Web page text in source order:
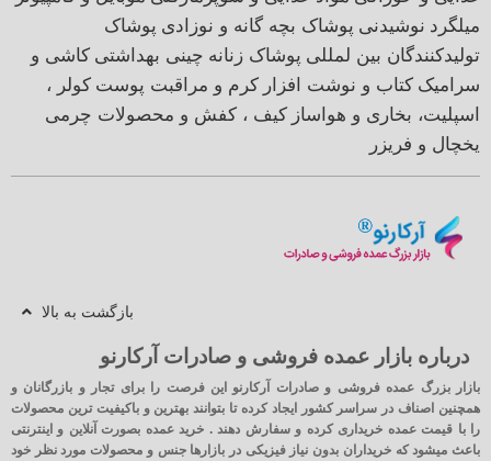
میلگرد نوشیدنی پوشاک بچه گانه و نوزادی پوشاک
تولیدکنندگان بین لمللی پوشاک زنانه چینی بهداشتی کاشی و
سرامیک کتاب و نوشت افزار کرم و مراقبت پوست کولر ،
اسپلیت، بخاری و هواساز کیف ، کفش و محصولات چرمی
یخچال و فریزر
بازگشت به بالا
درباره بازار عمده فروشی و صادرات آرکارنو
بازار بزرگ عمده فروشی و صادرات آرکارنو این فرصت را برای تجار و بازرگانان و
همچنین اصناف در سراسر کشور ایجاد کرده تا بتوانند بهترین و باکیفیت ترین محصولات
را با قیمت عمده خریداری کرده و سفارش دهند . خرید عمده بصورت آنلاین و اینترنتی
باعث میشود که خریداران بدون نیاز فیزیکی در بازارها جنس و محصولات مورد نظر خود